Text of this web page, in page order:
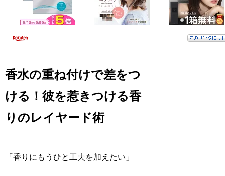
香水の重ね付けで差をつ
ける！彼を惹きつける香
りのレイヤード術
「香りにもうひと工夫を加えたい」